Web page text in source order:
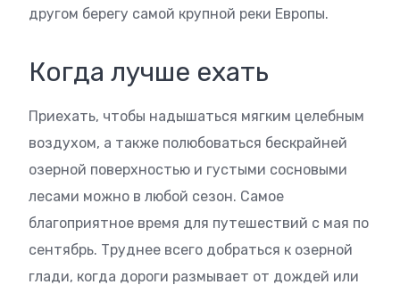
другом берегу самой крупной реки Европы.
Когда лучше ехать
Приехать, чтобы надышаться мягким целебным
воздухом, а также полюбоваться бескрайней
озерной поверхностью и густыми сосновыми
лесами можно в любой сезон. Самое
благоприятное время для путешествий с мая по
сентябрь. Труднее всего добраться к озерной
глади, когда дороги размывает от дождей или